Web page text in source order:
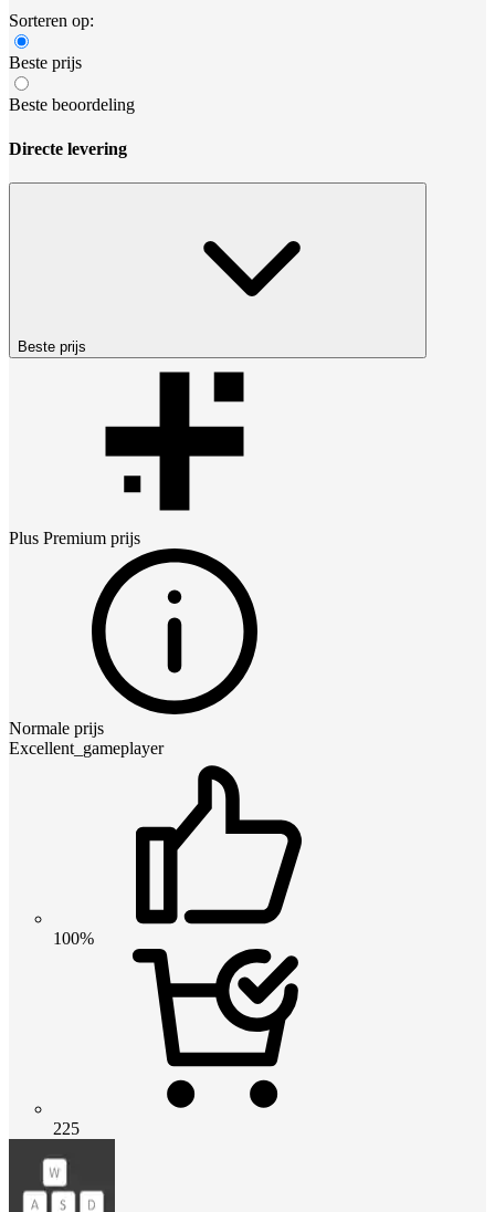
Sorteren op:
Beste prijs
Beste beoordeling
Directe levering
Beste prijs
Plus Premium prijs
Normale prijs
Excellent_gameplayer
100%
225